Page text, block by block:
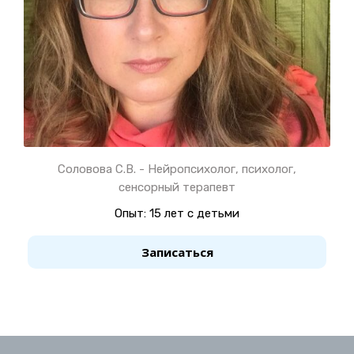
Соловова С.В. - Нейропсихолог, психолог,
сенсорный терапевт
Опыт: 15 лет с детьми
Записаться